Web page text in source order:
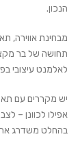
הנכון.
מבחינת אווירה,
תחושה של בר
לאלמנט עיצובי
אפילו לכוונן –
בהחלט משדרג את